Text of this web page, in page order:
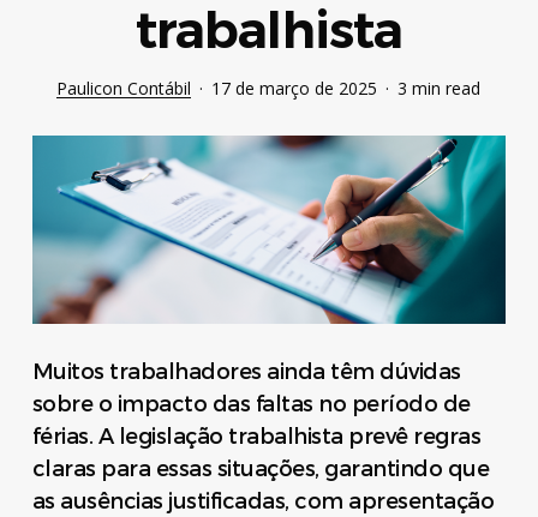
trabalhista
Paulicon Contábil 17 de março de 2025 3 min read
Muitos trabalhadores ainda têm dúvidas
sobre o impacto das faltas no período de
férias. A legislação trabalhista prevê regras
claras para essas situações, garantindo que
as ausências justificadas, com apresentação